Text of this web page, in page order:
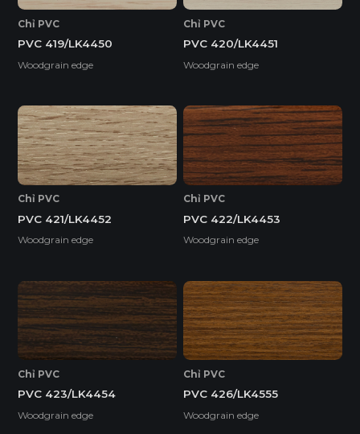
Chỉ PVC
PVC 419/LK4450
Woodgrain edge
Chỉ PVC
PVC 420/LK4451
Woodgrain edge
Chỉ PVC
PVC 421/LK4452
Woodgrain edge
Chỉ PVC
PVC 422/LK4453
Woodgrain edge
Chỉ PVC
PVC 423/LK4454
Woodgrain edge
Chỉ PVC
PVC 426/LK4555
Woodgrain edge